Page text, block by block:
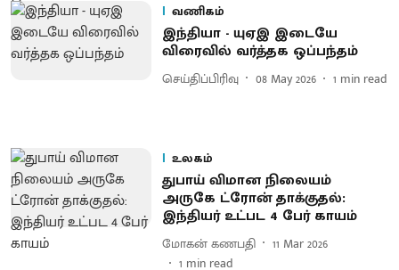
வணிகம்
இந்தியா - யுஏஇ இடையே
விரைவில் வர்த்தக ஒப்பந்தம்
செய்திப்பிரிவு 08 May 2026 1 min read
உலகம்
துபாய் விமான நிலையம்
அருகே ட்ரோன் தாக்குதல்:
இந்தியர் உட்பட 4 பேர் காயம்
மோகன் கணபதி
11 Mar 2026
1 min read